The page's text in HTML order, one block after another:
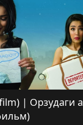
| Орзудаги